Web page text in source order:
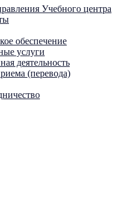
Учебного центра
обеспечение
услуги
деятельность
(перевода)